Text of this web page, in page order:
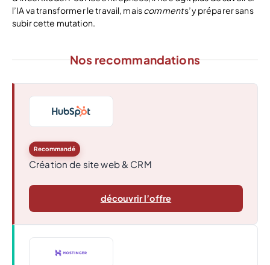
l’IA va transformer le travail, maiscomments’y préparer sans
subir cette mutation.
Nos recommandations
Recommandé
Création de site web & CRM
découvrir l’offre